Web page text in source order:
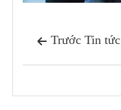
 Trước Tin tức